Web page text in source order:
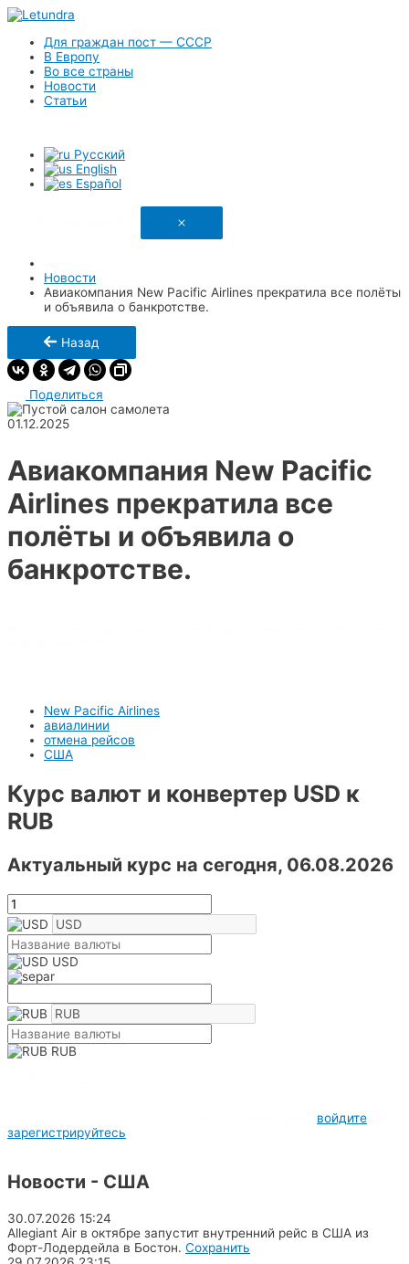
Для граждан пост — СССР
В Европу
Во все страны
Новости
Статьи
Русский
English
Español
Новости
Авиакомпания New Pacific Airlines прекратила все полёты
и объявила о банкротстве.
Назад
Поделиться
01.12.2025
Авиакомпания New Pacific
Airlines прекратила все
полёты и объявила о
банкротстве.
New Pacific Airlines
авиалинии
отмена рейсов
США
Курс валют и конвертер USD к
RUB
Актуальный курс на сегодня, 06.08.2026
USD
RUB
войдите
зарегистрируйтесь
Новости - США
30.07.2026 15:24
Allegiant Air в октябре запустит внутренний рейс в США из
Форт-Лодердейла в Бостон. Сохранить